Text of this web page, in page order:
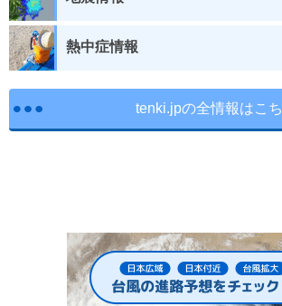
熱中症情報
tenki.jpの全情報はこ